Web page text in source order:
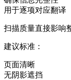
用于逐项对应翻译
扫描质量直接影响
建议标准：
页面清晰
无阴影遮挡